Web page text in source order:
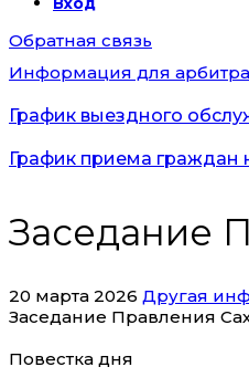
Обратная связь
Информация для
График выездного
График приема граждан
Заседание
20 марта 2026 Другая
Заседание Правления
Повестка дня